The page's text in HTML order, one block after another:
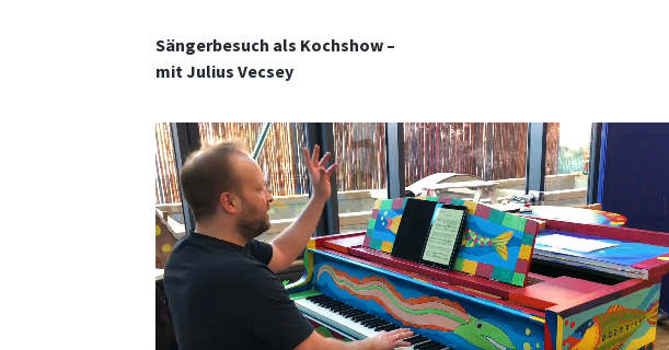
Sängerbesuch als Kochshow –
mit Julius Vecsey